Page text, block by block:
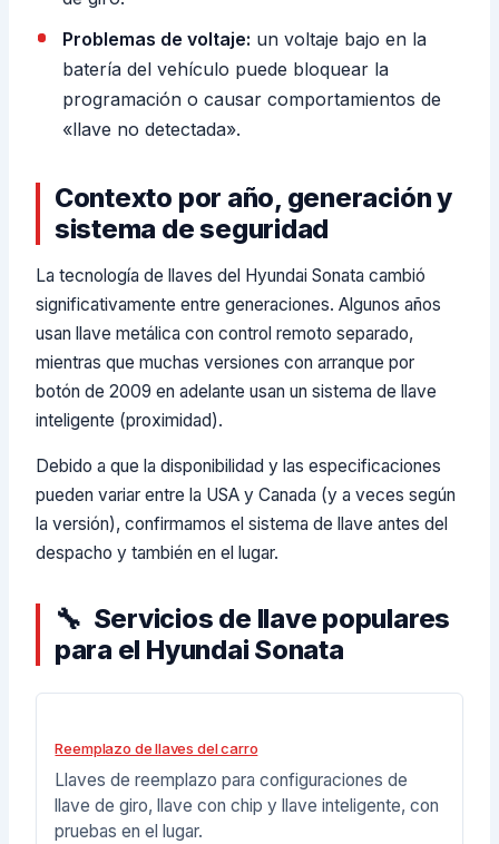
Problemas de voltaje: un voltaje bajo en la
batería del vehículo puede bloquear la
programación o causar comportamientos de
«llave no detectada».
Contexto por año, generación y
sistema de seguridad
La tecnología de llaves del Hyundai Sonata cambió
significativamente entre generaciones. Algunos años
usan llave metálica con control remoto separado,
mientras que muchas versiones con arranque por
botón de 2009 en adelante usan un sistema de llave
inteligente (proximidad).
Debido a que la disponibilidad y las especificaciones
pueden variar entre la USA y Canada (y a veces según
la versión), confirmamos el sistema de llave antes del
despacho y también en el lugar.
Servicios de llave populares
para el Hyundai Sonata
Reemplazo de llaves del carro
Llaves de reemplazo para configuraciones de
llave de giro, llave con chip y llave inteligente, con
pruebas en el lugar.